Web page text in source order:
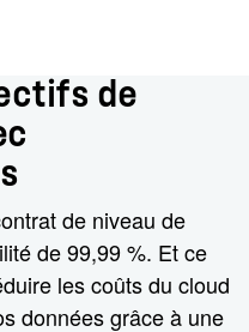
de
de niveau de
de 99,99 %. Et ce
les coûts du cloud
données grâce à une